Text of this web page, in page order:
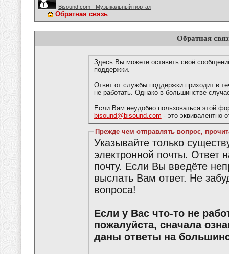
Bisound.com - Музыкальный портал
Обратная связь
Обратная
Здесь Вы можете оставить своё
поддержки.
Ответ от службы поддержки приходит в
не работать. Однако в большинстве
Если Вам неудобно пользоваться этой
bisound@bisound.com - это эквивалентно
Прежде чем отправлять вопрос,
Указывайте только
электронной почты. Ответ
почту. Если Вы введёте
выслать Вам ответ. Не
вопроса!
Если у Вас что-то не работает или что-то не получается,
пожалуйста, сначала
даны ответы на